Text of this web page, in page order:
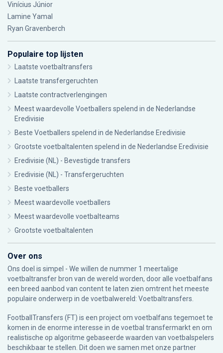
Vinícius Júnior
Lamine Yamal
Ryan Gravenberch
Populaire top lijsten
Laatste voetbaltransfers
Laatste transfergeruchten
Laatste contractverlengingen
Meest waardevolle Voetballers spelend in de Nederlandse
Eredivisie
Beste Voetballers spelend in de Nederlandse Eredivisie
Grootste voetbaltalenten spelend in de Nederlandse Eredivisie
Eredivisie (NL) - Bevestigde transfers
Eredivisie (NL) - Transfergeruchten
Beste voetballers
Meest waardevolle voetballers
Meest waardevolle voetbalteams
Grootste voetbaltalenten
Over ons
Ons doel is simpel - We willen de nummer 1 meertalige
voetbaltransfer bron van de wereld worden, door alle voetbalfans
een breed aanbod van content te laten zien omtrent het meeste
populaire onderwerp in de voetbalwereld: Voetbaltransfers.
FootballTransfers (FT) is een project om voetbalfans tegemoet te
komen in de enorme interesse in de voetbal transfermarkt en om
realistische op algoritme gebaseerde waarden van voetbalspelers
beschikbaar te stellen. Dit doen we samen met onze partner